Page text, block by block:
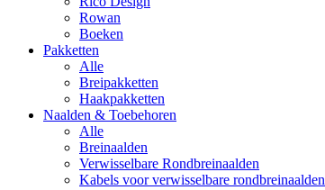
Rowan
Boeken
Pakketten
Alle
Breipakketten
Haakpakketten
Naalden & Toebehoren
Alle
Breinaalden
Verwisselbare Rondbreinaalden
Kabels voor verwisselbare rondbreinaalden